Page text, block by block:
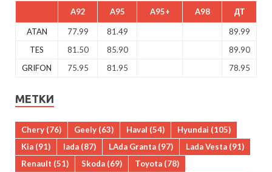
A92 A95 A95+ A98 ДТ
ATAN 77.99 81.49
89.99
TES
81.50 85.90
89.90
GRIFON
75.95 81.95 78.95
МЕТКИ
Chery (76) Geely (63) Haval (54) Hyundai (105)
Kia (91) lada (87) LAda Granta (97) Lada Vesta (91)
Renault (51) Skoda (69) Toyota (78)